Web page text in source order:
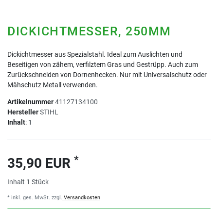
DICKICHTMESSER, 250MM
Dickichtmesser aus Spezialstahl. Ideal zum Auslichten und
Beseitigen von zähem, verfilztem Gras und Gestrüpp. Auch zum
Zurückschneiden von Dornenhecken. Nur mit Universalschutz oder
Mähschutz Metall verwenden.
Artikelnummer41127134100
HerstellerSTIHL
Inhalt: 1
35,90 EUR*
Inhalt 1 Stück
* inkl. ges. MwSt. zzgl. Versandkosten